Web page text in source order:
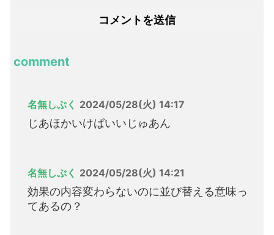
comment
名無しぷく 2024/05/28(火) 14:17
じあほかいけばいいじゅあん
名無しぷく 2024/05/28(火) 14:21
効果の内容変わらないのに並び替える意味っ
てあるの？